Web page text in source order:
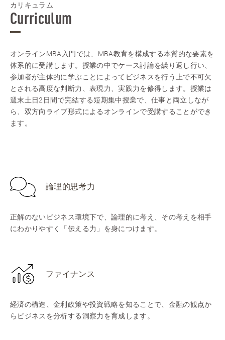
カリキュラム
Curriculum
オンラインMBA入門では、MBA教育を構成する本質的な要素を
体系的に受講します。授業の中でケース討論を繰り返し行い、
参加者が主体的に学ぶことによってビジネスを行う上で不可欠
とされる高度な判断力、表現力、実践力を修得します。授業は
週末土日2日間で完結する短期集中授業で、仕事と両立しなが
ら、双方向ライブ形式によるオンラインで受講することができ
ます。
論理的思考力
正解のないビジネス環境下で、論理的に考え、その考えを相手
にわかりやすく「伝える力」を身につけます。
ファイナンス
経済の構造、金利政策や投資戦略を知ることで、金融の観点か
らビジネスを分析する洞察力を育成します。